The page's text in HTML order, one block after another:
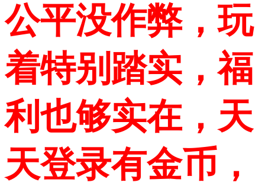
公平没作弊，玩
着特别踏实，福
利也够实在，天
天登录有金币，